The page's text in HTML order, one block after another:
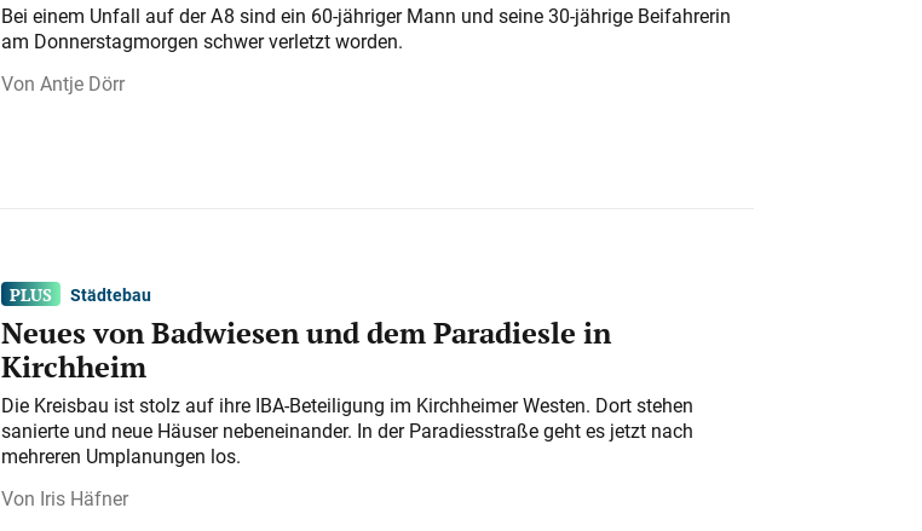
Bei einem Unfall auf der A 8 sind ein 60-jähriger Mann und seine 30-jährige Beifahrerin
am Donnerstagmorgen schwer verletzt worden.
Antje Dörr
Städtebau
Neues von Badwiesen und dem Paradiesle in
Kirchheim
Die Kreisbau ist stolz auf ihre IBA-Beteiligung im Kirchheimer Westen. Dort stehen
sanierte und neue Häuser nebeneinander. In der Paradiesstraße geht es jetzt nach
mehreren Umplanungen los.
Iris Häfner